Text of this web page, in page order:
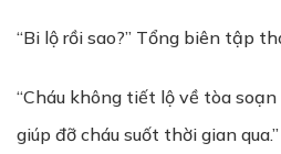
“Bi lộ rồi sao?” Tổng biên tập
“Cháu không tiết lộ về tòa
giúp đỡ cháu suốt thời gian qua.”